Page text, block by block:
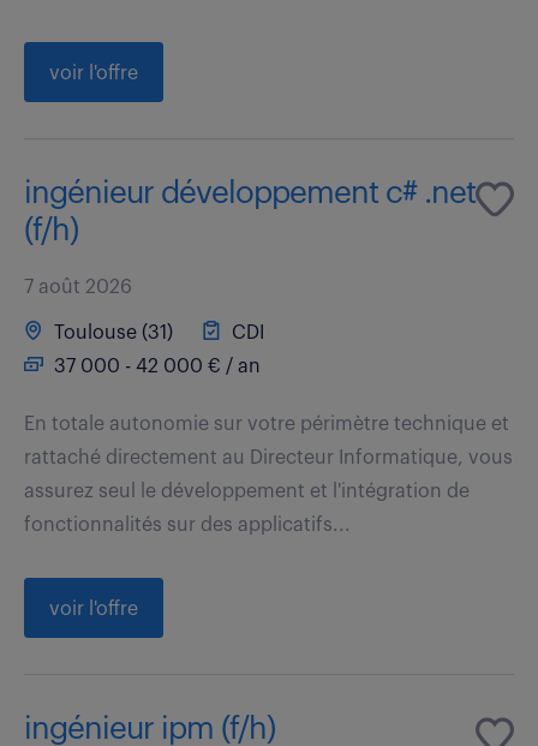
voir l'offre
ingénieur développement c# .net
(f/h)
7 août 2026
Toulouse (31)
CDI
37 000 - 42 000 € / an
En totale autonomie sur votre périmètre technique et
rattaché directement au Directeur Informatique, vous
assurez seul le développement et l'intégration de
fonctionnalités sur des applicatifs...
voir l'offre
ingénieur ipm (f/h)